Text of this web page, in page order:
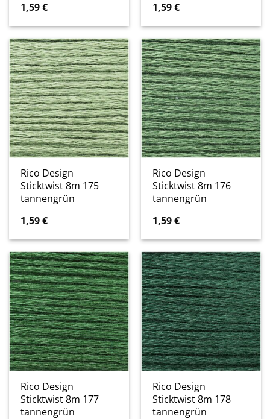
1,59€
1,59€
Rico Design
Sticktwist 8m 175
tannengrün
1,59€
Rico Design
Sticktwist 8m 176
tannengrün
1,59€
Rico Design
Sticktwist 8m 177
tannengrün
Rico Design
Sticktwist 8m 178
tannengrün